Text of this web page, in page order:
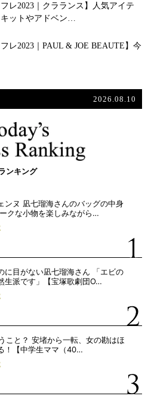
フレ2023｜クラランス】人気アイテ
ットやアドベン…
レ2023｜PAUL & JOE BEAUTE】今
2026.08.10
ンキング
ンヌ 凪七瑠海さんのバッグの中身
クな小物を楽しみながら…
に目がない凪七瑠海さん 「エビの
生派です」【宝塚歌劇団O…
こと？ 安堵から一転、女の勘はほ
！【中学生ママ（40…